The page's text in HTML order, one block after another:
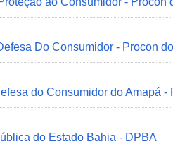
Do Consumidor - Procon
do Consumidor do Amapá
do Estado Bahia - DPBA